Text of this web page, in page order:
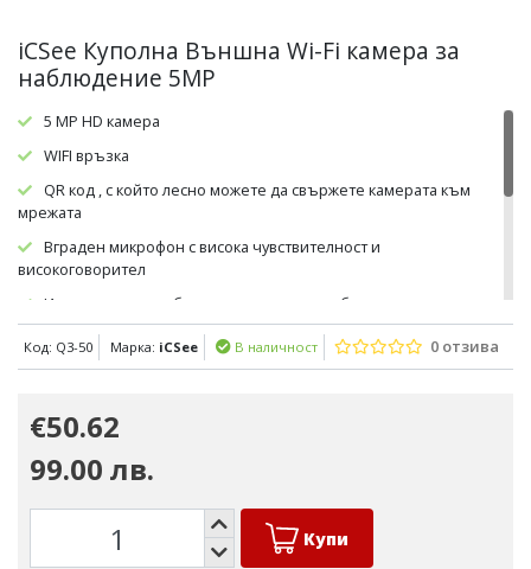
iCSee Куполна Външна Wi-Fi камера за
наблюдение 5MP
5 MP HD камера
WIFI връзка
QR код , с който лесно можете да свържете камерата към
мрежата
Вграден микрофон с висока чувствителност и
високоговорител
Интелегентно мобилно проследяване , благодарение на
което откриването на нарушители се случва автоматично
Възможност за отдалечено наблюдение чрез мобилен
Водоустойчива
Код: Q3-50 Марка: iCSee В наличност 0 отзива
€50.62
99.00 лв.
Купи